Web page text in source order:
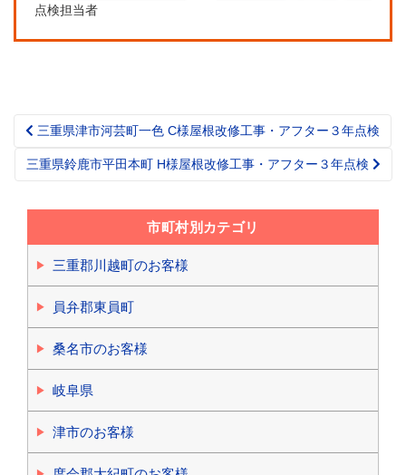
点検担当者
Post
navigation
三重県津市河芸町一色 C様屋根改修工事・アフター３年点検
三重県鈴鹿市平田本町 H様屋根改修工事・アフター３年点検
市町村別カテゴリ
三重郡川越町のお客様
員弁郡東員町
桑名市のお客様
岐阜県
津市のお客様